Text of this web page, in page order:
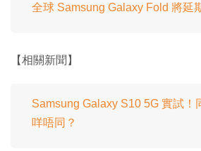
全球 Samsung Galaxy Fold 將延
【相關新聞】
Samsung Galaxy S10 5G 實試！
咩唔同？